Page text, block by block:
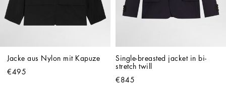
Jacke aus Nylon mit Kapuze
€495
Single-breasted jacket in bi-
stretch twill
€845